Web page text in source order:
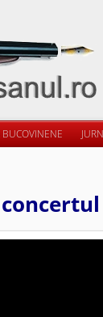
BUCOVINENE